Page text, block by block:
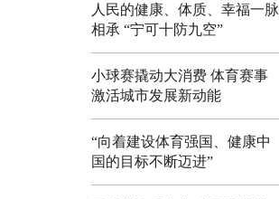
人民的健康、体质、幸福一脉
相承 “宁可十防九空”
小球赛撬动大消费 体育赛事
激活城市发展新动能
“向着建设体育强国、健康中
国的目标不断迈进”